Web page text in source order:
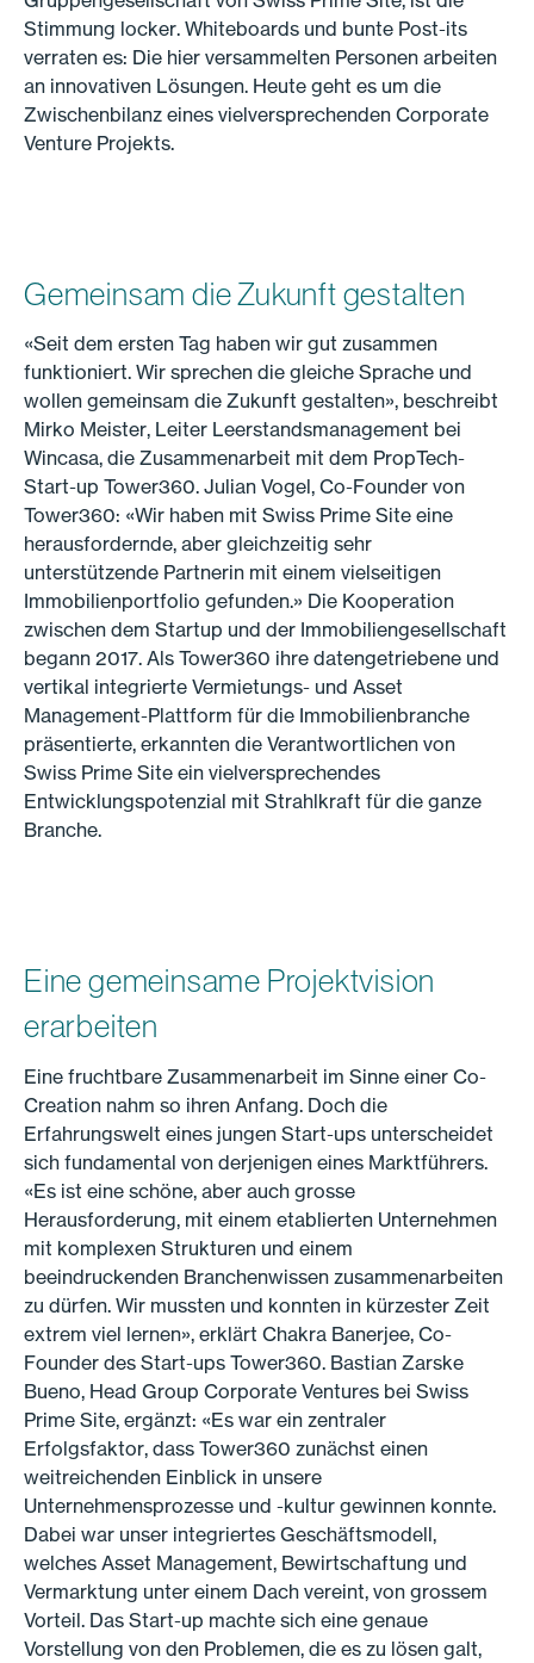
Stimmung locker. Whiteboards und bunte Post-its
verraten es: Die hier versammelten Personen arbeiten
an innovativen Lösungen. Heute geht es um die
Zwischenbilanz eines vielversprechenden Corporate
Venture Projekts.
Gemeinsam die Zukunft gestalten
«Seit dem ersten Tag haben wir gut zusammen
funktioniert. Wir sprechen die gleiche Sprache und
wollen gemeinsam die Zukunft gestalten», beschreibt
Mirko Meister, Leiter Leerstandsmanagement bei
Wincasa, die Zusammenarbeit mit dem PropTech-
Start-up Tower360. Julian Vogel, Co-Founder von
Tower360: «Wir haben mit Swiss Prime Site eine
herausfordernde, aber gleichzeitig sehr
unterstützende Partnerin mit einem vielseitigen
Immobilienportfolio gefunden.» Die Kooperation
zwischen dem Startup und der Immobiliengesellschaft
begann 2017. Als Tower360 ihre datengetriebene und
vertikal integrierte Vermietungs- und Asset
Management-Plattform für die Immobilienbranche
präsentierte, erkannten die Verantwortlichen von
Swiss Prime Site ein vielversprechendes
Entwicklungspotenzial mit Strahlkraft für die ganze
Branche.
Eine gemeinsame Projektvision
erarbeiten
Eine fruchtbare Zusammenarbeit im Sinne einer Co-
Creation nahm so ihren Anfang. Doch die
Erfahrungswelt eines jungen Start-ups unterscheidet
sich fundamental von derjenigen eines Marktführers.
«Es ist eine schöne, aber auch grosse
Herausforderung, mit einem etablierten Unternehmen
mit komplexen Strukturen und einem
beeindruckenden Branchenwissen zusammenarbeiten
zu dürfen. Wir mussten und konnten in kürzester Zeit
extrem viel lernen», erklärt Chakra Banerjee, Co-
Founder des Start-ups Tower360. Bastian Zarske
Bueno, Head Group Corporate Ventures bei Swiss
Prime Site, ergänzt: «Es war ein zentraler
Erfolgsfaktor, dass Tower360 zunächst einen
weitreichenden Einblick in unsere
Unternehmensprozesse und -kultur gewinnen konnte.
Dabei war unser integriertes Geschäftsmodell,
welches Asset Management, Bewirtschaftung und
Vermarktung unter einem Dach vereint, von grossem
Vorteil. Das Start-up machte sich eine genaue
Vorstellung von den Problemen, die es zu lösen galt,